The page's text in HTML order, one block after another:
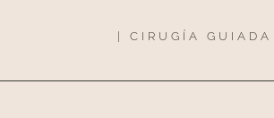
CIRUGÍA GUIADA